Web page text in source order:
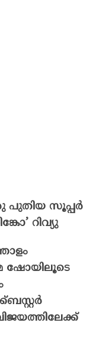
പുതിയ സൂപ്പർ
റിവ്യു
ഷോയിലൂടെ